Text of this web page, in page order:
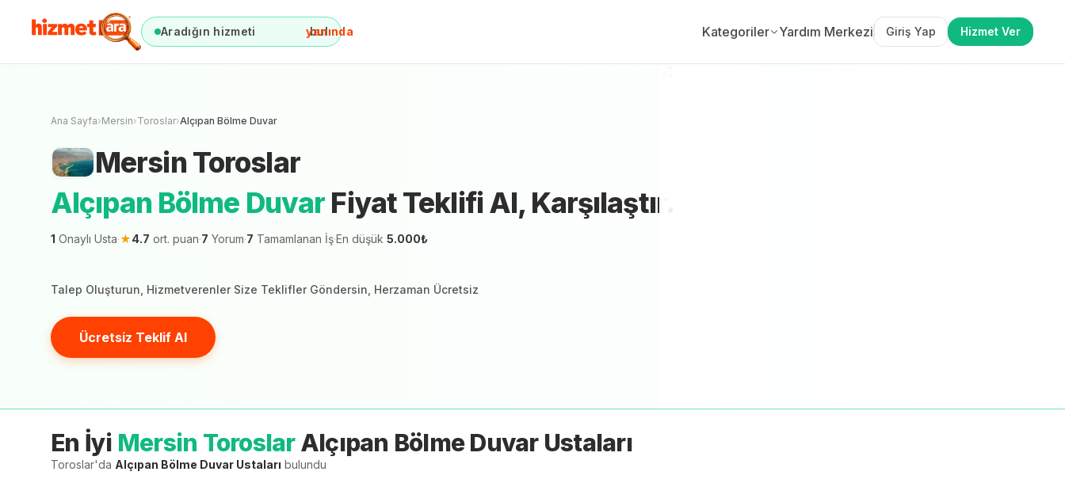
Aradığın hizmeti anında
bul Kategoriler Yardım Merkezi Giriş Yap Hizmet Ver
MersinToroslarAlçıpan Bölme DuvarFiyat Teklifi Al, Karşılaştır. Ücretsiz Teklif Al
Ana Sayfa›Mersin›Toroslar›Alçıpan Bölme Duvar
Mersin Toroslar
Alçıpan Bölme Duvar Fiyat Teklifi Al, Karşılaştır.
1 Onaylı Usta·★4.7 ort. puan·7 Yorum·7 Tamamlanan İş·En düşük 5.000₺
Talep Oluşturun, Hizmetverenler Size Teklifler Göndersin, Herzaman Ücretsiz
Ücretsiz Teklif Al
En İyi Mersin Toroslar Alçıpan Bölme Duvar Ustaları
Toroslar'da Alçıpan Bölme Duvar Ustaları bulundu